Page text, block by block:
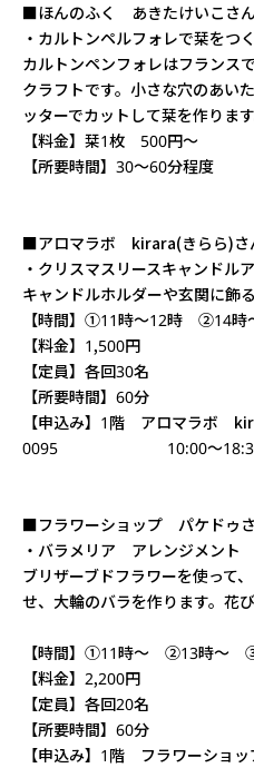
■ほんのふく あきたけいこさん
・カルトンペルフォレで栞をつ
カルトンペンフォレはフランス
クラフトです。小さな穴のあい
ッターでカットして栞を作ります
【料金】栞1枚 500円～
【所要時間】30～60分程度
■アロマラボ kirara(きらら)さ
・クリスマスリースキャンドル
キャンドルホルダーや玄関に飾
【時間】①11時～12時 ②14時
【料金】1,500円
【定員】各回30名
【所要時間】60分
【申込み】1階 アロマラボ
0095 10:00～
■フラワーショップ パケドゥ
・バラメリア アレンジメント
ブリザーブドフラワーを使って
せ、大輪のバラを作ります。花
【時間】①11時～ ②13時～
【料金】2,200円
【定員】各回20名
【所要時間】60分
【申込み】1階 フラワーシ